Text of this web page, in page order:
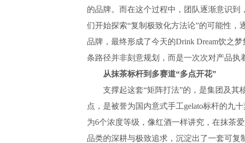
的品牌。而在这个过程中，团队逐渐意识
们开始探索“复制极致化方法论”的可能性，
品牌，最终形成了今天的Drink Dream饮之
条路径并非刻意规划，而是一次次对产品执
从抹茶标杆到多赛道“多点开花”
支撑起这套“矩阵打法”的，是集团及其
点，是被誉为国内意式手工gelato标杆的九
为6个浓度等级，像红酒一样讲究，在抹茶
品类的深耕与极致追求，沉淀出了一套可